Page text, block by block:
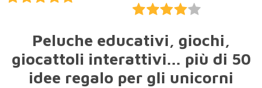
Peluche educativi, giochi,
giocattoli interattivi... più di 50
idee regalo per gli unicorni